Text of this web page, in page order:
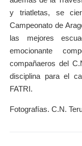
y triatletas, se
Campeonato de
las mejores
emocionante
compañaeros del
disciplina para el
FATRI.
Fotografías. C.N.